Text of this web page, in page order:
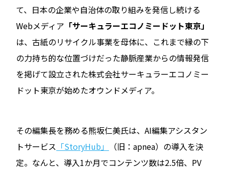
て、日本の企業や自治体の取り組みを発信し続ける
Webメディア 「サーキュラーエコノミードット東京」
は、古紙のリサイクル事業を母体に、これまで縁の下
の力持ち的な位置づけだった静脈産業からの情報発信
を掲げて設立された株式会社サーキュラーエコノミー
ドット東京が始めたオウンドメディア。
その編集長を務める熊坂仁美氏は、AI編集アシスタン
トサービス 「StoryHub」
（旧：apnea）の導入を決
定。なんと、導入1か月でコンテンツ数は2.5倍、PV